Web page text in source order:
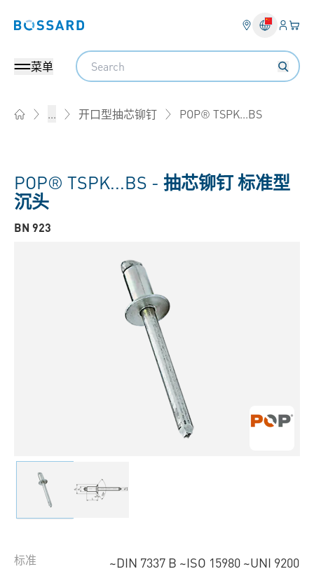
Bossard homepage 登入
您
菜单
Search
... 开口型抽芯铆钉 POP® TSPK...BS
POP® TSPK...BS - 抽芯铆钉 标准型
沉头
BN 923
标准
~DIN 7337 B ~ISO 15980 ~UNI 9200